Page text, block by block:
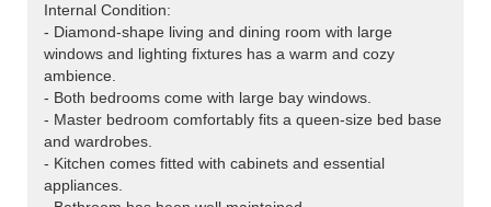
Internal Condition:
- Diamond-shape living and dining room with large
windows and lighting fixtures has a warm and cozy
ambience.
- Both bedrooms come with large bay windows.
- Master bedroom comfortably fits a queen-size bed base
and wardrobes.
- Kitchen comes fitted with cabinets and essential
appliances.